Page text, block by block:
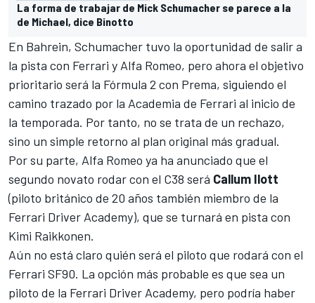
La forma de trabajar de Mick Schumacher se parece a la
de Michael, dice Binotto
En Bahrein, Schumacher tuvo la oportunidad de salir a
la pista con Ferrari y Alfa Romeo, pero ahora el objetivo
prioritario será la Fórmula 2 con Prema, siguiendo el
camino trazado por la Academia de Ferrari al inicio de
la temporada. Por tanto, no se trata de un rechazo,
sino un simple retorno al plan original más gradual.
Por su parte, Alfa Romeo ya ha anunciado que el
segundo novato rodar con el C38 será Callum Ilott
(piloto británico de 20 años también miembro de la
Ferrari Driver Academy), que se turnará en pista con
Kimi Raikkonen.
Aún no está claro quién será el piloto que rodará con el
Ferrari SF90. La opción más probable es que sea un
piloto de la Ferrari Driver Academy, pero podría haber